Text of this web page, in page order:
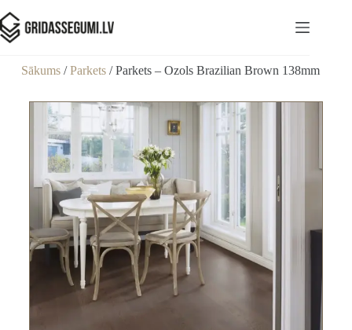
Sākums/Parkets/ Parkets – Ozols Brazilian Brown 138mm